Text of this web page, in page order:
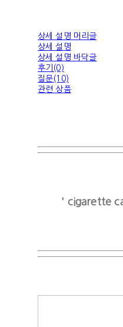
상세 설명 머리글
상세 설명
상세 설명 바닥글
후기(0)
질문(10)
관련 상품
' cigarette